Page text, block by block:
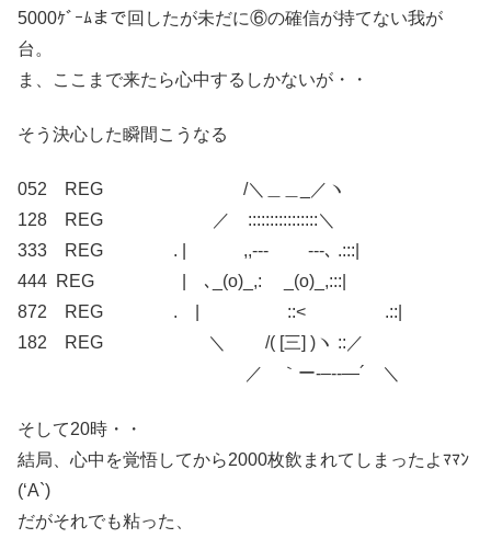
5000ｹﾞｰﾑまで回したが未だに⑥の確信が持てない我が
台。
ま、ここまで来たら心中するしかないが・・
そう決心した瞬間こうなる
052 REG /＼＿＿_／ヽ
128 REG ／ ::::::::::::::::＼
333 REG . | ,,-‐‐ ‐‐-､ .:::|
444 REG | ､_(o)_,: _(o)_,:::|
872 REG . | ::< .::|
182 REG ＼ /( [三] )ヽ ::／
／ ｀ー‐–‐‐―´ ＼
そして20時・・
結局、心中を覚悟してから2000枚飲まれてしまったよﾏﾏﾝ
(‘A`)
だがそれでも粘った、